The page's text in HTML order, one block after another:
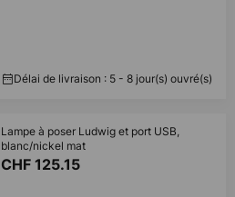
Délai de livraison : 5 - 8 jour(s) ouvré(s)
Lampe à poser Ludwig et port USB,
blanc/nickel mat
CHF 125.15